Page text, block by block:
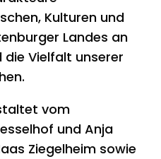
Kulturen und
Landes an
die Vielfalt unserer
vom
und Anja
Ziegelheim sowie